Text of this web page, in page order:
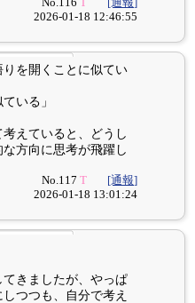
2026-01-18 12:46:55
を開くことに似てい
いる」
えていると、どうし
方向に思考が飛躍し
No.117T
[通報]
2026-01-18 13:01:24
きましたが、やっぱ
つつも、自分で考え